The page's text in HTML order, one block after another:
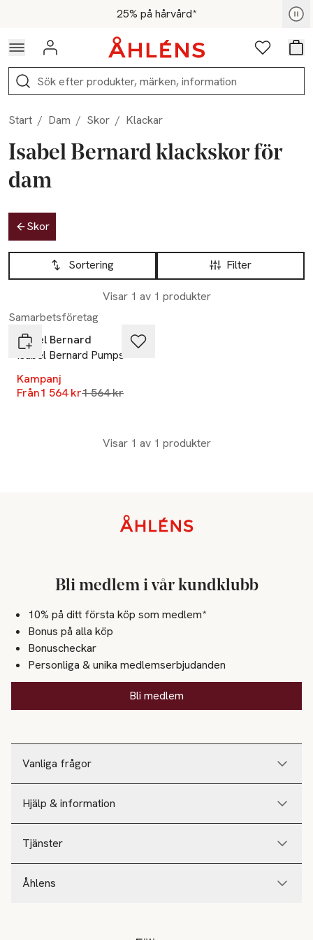
Hoppa till navigationsmenyn25% på hårvård*
För medlemmar - Shoppa nu
Logga in Favoriter
Sök
Start / Dam / Skor / Klackar
Isabel Bernard klackskor för
dam
Hoppa till produktsidan
Skor
Hoppa till produktsidan
Filter
Sortering
Visar 1 av 1 produkter
Lista över produkter
Samarbetsföretag
Isabel Bernard
Isabel Bernard Pumps
Kampanj
Från1 564 krLägsta pris 30 dagar
1 564 kr
Visar 1 av 1 produkter
Vanliga frågor
Hjälp & information
Tjänster
Åhlens
Bli medlem i vår kundklubb
10% på ditt första köp som medlem*
Bonus på alla köp
Bonuscheckar
Personliga & unika medlemserbjudanden
Bli medlem